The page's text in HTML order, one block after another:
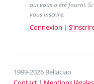
qui vous a été fourni. Si
vous inscrire.
Connexion |
1999-2026 Bellaciao